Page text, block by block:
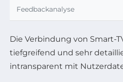
Feedbackanalyse
Die Verbindung von Smart-
tiefgreifend und sehr
intransparent mit